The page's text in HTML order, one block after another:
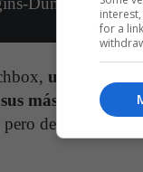
una
más de 300 mil
de raíces
for a